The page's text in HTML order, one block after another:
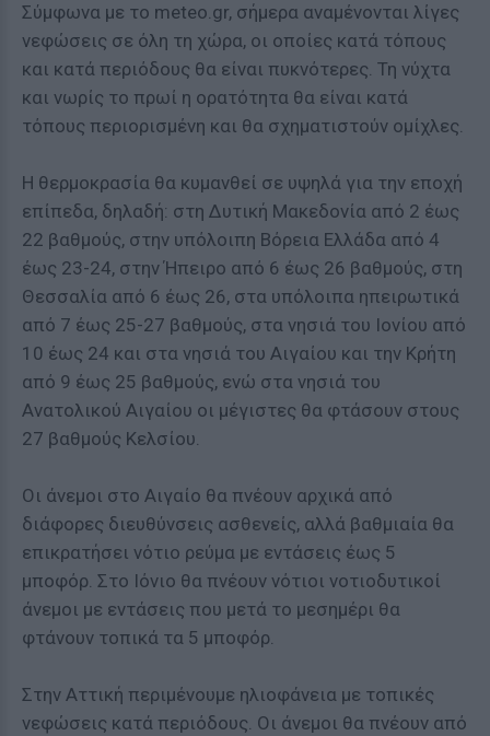
Σύμφωνα με το meteo.gr, σήμερα αναμένονται λίγες
νεφώσεις σε όλη τη χώρα, οι οποίες κατά τόπους
και κατά περιόδους θα είναι πυκνότερες. Τη νύχτα
και νωρίς το πρωί η ορατότητα θα είναι κατά
τόπους περιορισμένη και θα σχηματιστούν ομίχλες.
Η θερμοκρασία θα κυμανθεί σε υψηλά για την εποχή
επίπεδα, δηλαδή: στη Δυτική Μακεδονία από 2 έως
22 βαθμούς, στην υπόλοιπη Βόρεια Ελλάδα από 4
έως 23-24, στην Ήπειρο από 6 έως 26 βαθμούς, στη
Θεσσαλία από 6 έως 26, στα υπόλοιπα ηπειρωτικά
από 7 έως 25-27 βαθμούς, στα νησιά του Ιονίου από
10 έως 24 και στα νησιά του Αιγαίου και την Κρήτη
από 9 έως 25 βαθμούς, ενώ στα νησιά του
Ανατολικού Αιγαίου οι μέγιστες θα φτάσουν στους
27 βαθμούς Κελσίου.
Οι άνεμοι στο Αιγαίο θα πνέουν αρχικά από
διάφορες διευθύνσεις ασθενείς, αλλά βαθμιαία θα
επικρατήσει νότιο ρεύμα με εντάσεις έως 5
μποφόρ. Στο Ιόνιο θα πνέουν νότιοι νοτιοδυτικοί
άνεμοι με εντάσεις που μετά το μεσημέρι θα
φτάνουν τοπικά τα 5 μποφόρ.
Στην Αττική περιμένουμε ηλιοφάνεια με τοπικές
νεφώσεις κατά περιόδους. Οι άνεμοι θα πνέουν από